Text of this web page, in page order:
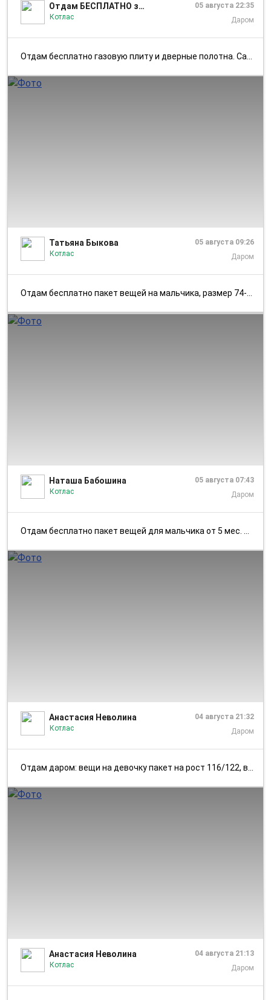
Отдам БЕСПЛАТНО за вкусняшку Котлас Коряжма
Котлас
05 августа 22:35
Даром
Отдам бесплатно газовую плиту и дверные полотна. Самовынос, самовывоз.
Татьяна Быкова
Котлас
05 августа 09:26
Даром
Отдам бесплатно пакет вещей на мальчика, размер 74-80-86, без дыр, на ...
Наташа Бабошина
Котлас
05 августа 07:43
Даром
Отдам бесплатно пакет вещей для мальчика от 5 мес. до 2.5 лет Котлас....
Анастасия Неволина
Котлас
04 августа 21:32
Даром
Отдам даром: вещи на девочку пакет на рост 116/122, вещи на девочку па...
Анастасия Неволина
Котлас
04 августа 21:13
Даром